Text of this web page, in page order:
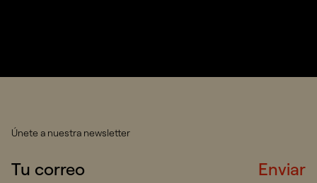
Únete a nuestra newsletter
Enviar